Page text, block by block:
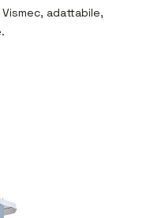
adattabile,